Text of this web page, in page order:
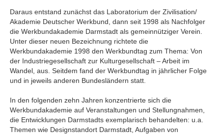
Daraus entstand zunächst das Laboratorium der Zivilisation/
Akademie Deutscher Werkbund, dann seit 1998 als Nachfolger
die Werkbundakademie Darmstadt als gemeinnütziger Verein.
Unter dieser neuen Bezeichnung richtete die
Werkbundakademie 1998 den Werkbundtag zum Thema: Von
der Industriegesellschaft zur Kulturgesellschaft – Arbeit im
Wandel, aus. Seitdem fand der Werkbundtag in jährlicher Folge
und in jeweils anderen Bundesländern statt.
In den folgenden zehn Jahren konzentrierte sich die
Werkbundakademie auf Veranstaltungen und Stellungnahmen,
die Entwicklungen Darmstadts exemplarisch behandelten: u.a.
Themen wie Designstandort Darmstadt, Aufgaben von